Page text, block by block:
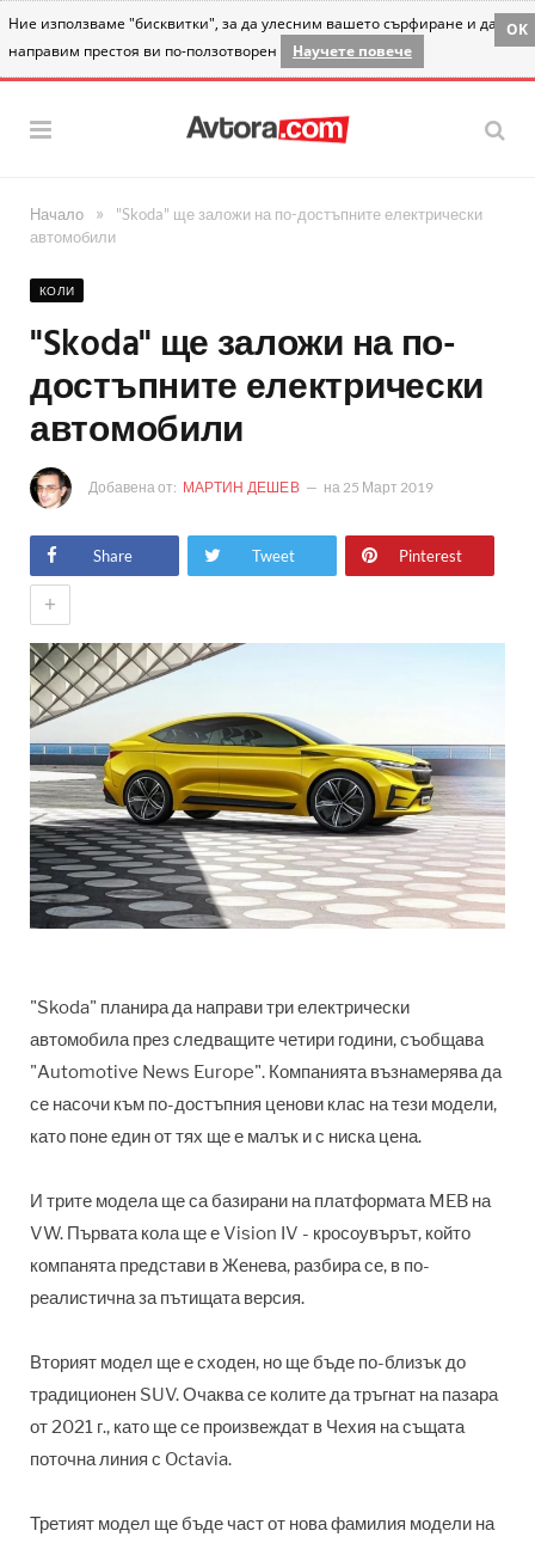
Ние използваме "бисквитки", за да улесним вашето сърфиране и да
направим престоя ви по-ползотворен
Научете повече
OK
Начало »
"Skoda" ще заложи на по-достъпните електрически
автомобили
КОЛИ
"Skoda" ще заложи на по-
достъпните електрически
автомобили
Добавена от: МАРТИН ДЕШЕВ на 25 Март 2019
Share Tweet Pinterest
+
"Skoda" планира да направи три електрически
автомобила през следващите четири години, съобщава
"Automotive News Europe". Компанията възнамерява да
се насочи към по-достъпния ценови клас на тези модели,
като поне един от тях ще е малък и с ниска цена.
И трите модела ще са базирани на платформата MEB на
VW. Първата кола ще е Vision IV - кросоувърът, който
компанята представи в Женева, разбира се, в по-
реалистична за пътищата версия.
Вторият модел ще е сходен, но ще бъде по-близък до
традиционен SUV. Очаква се колите да тръгнат на пазара
от 2021 г., като ще се произвеждат в Чехия на същата
поточна линия с Octavia.
Третият модел ще бъде част от нова фамилия модели на